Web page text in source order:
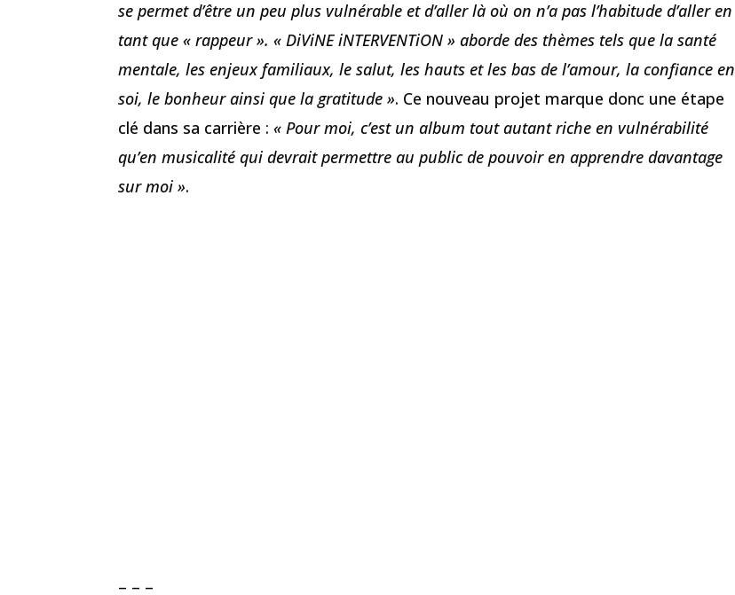
se permet d’être un peu plus vulnérable et d’aller là où on n’a pas l’habitude d’aller en
tant que « rappeur ». « DiViNE iNTERVENTiON » aborde des thèmes tels que la santé
mentale, les enjeux familiaux, le salut, les hauts et les bas de l’amour, la confiance en
soi, le bonheur ainsi que la gratitude ». Ce nouveau projet marque donc une étape
clé dans sa carrière : « Pour moi, c’est un album tout autant riche en vulnérabilité
qu’en musicalité qui devrait permettre au public de pouvoir en apprendre davantage
sur moi ».
– – –